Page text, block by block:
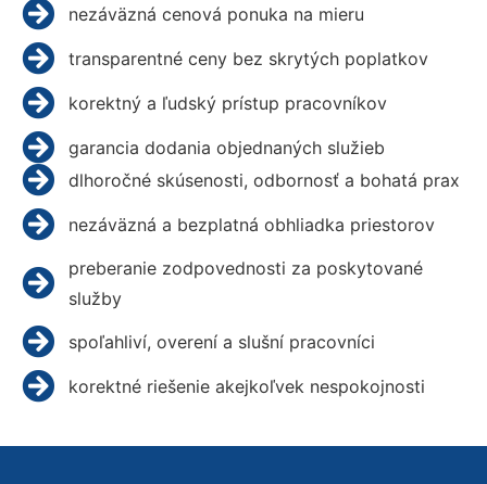
nezáväzná cenová ponuka na mieru
transparentné ceny bez skrytých poplatkov
korektný a ľudský prístup pracovníkov
garancia dodania objednaných služieb
dlhoročné skúsenosti, odbornosť a bohatá prax
nezáväzná a bezplatná obhliadka priestorov
preberanie zodpovednosti za poskytované
služby
spoľahliví, overení a slušní pracovníci
korektné riešenie akejkoľvek nespokojnosti